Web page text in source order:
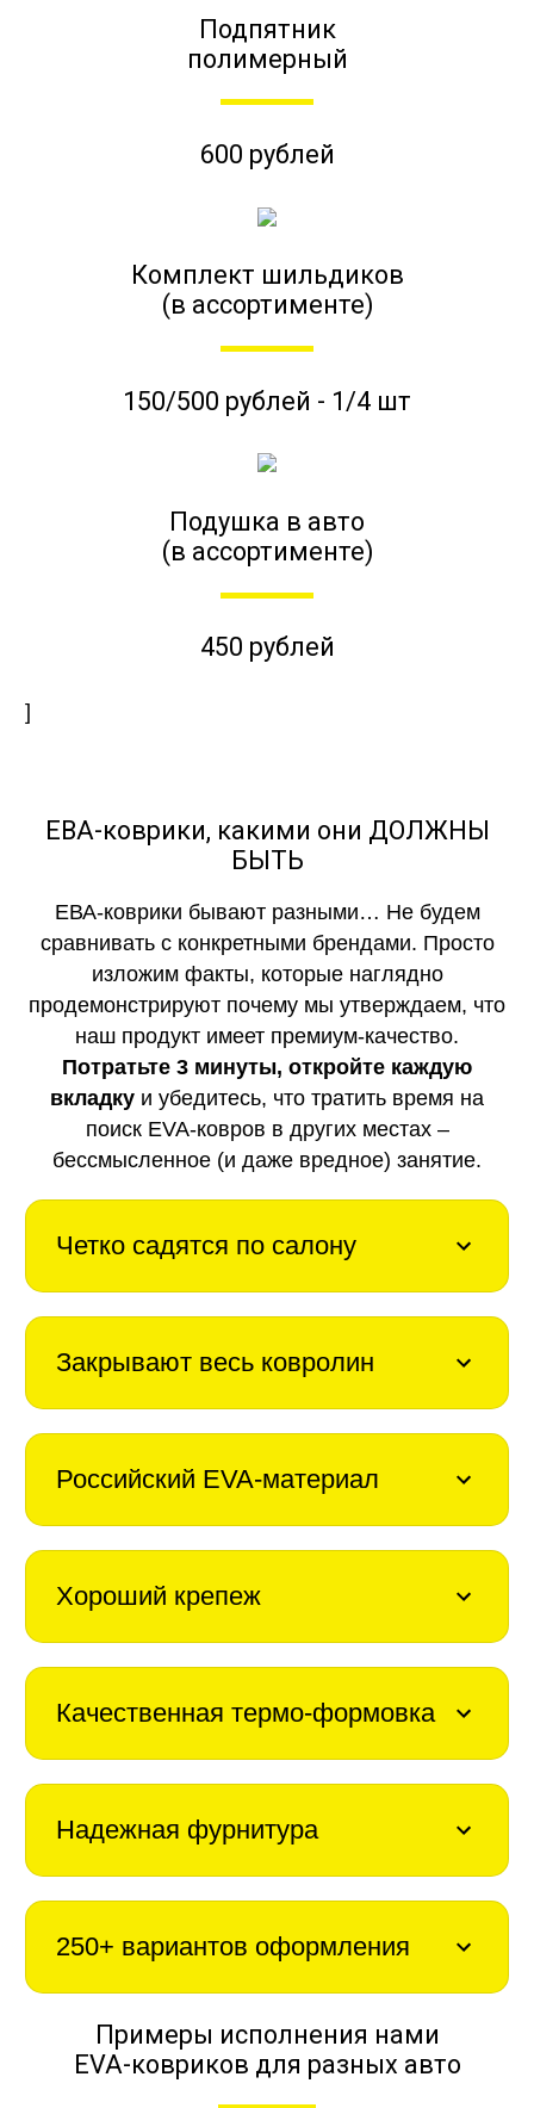
Подпятник
полимерный
600 рублей
Комплект шильдиков
(в ассортименте)
150/500 рублей - 1/4 шт
Подушка в авто
(в ассортименте)
450 рублей
]
ЕВА-коврики, какими они ДОЛЖНЫ
БЫТЬ
ЕВА-коврики бывают разными… Не будем
сравнивать с конкретными брендами. Просто
изложим факты, которые наглядно
продемонстрируют почему мы утверждаем, что
наш продукт имеет премиум-качество.
Потратьте 3 минуты, откройте каждую
вкладку и убедитесь, что тратить время на
поиск EVA-ковров в других местах –
бессмысленное (и даже вредное) занятие.
Четко садятся по салону
Закрывают весь ковролин
Российский EVA-материал
Хороший крепеж
Качественная термо-формовка
Надежная фурнитура
250+ вариантов оформления
Примеры исполнения нами
EVA-ковриков для разных авто